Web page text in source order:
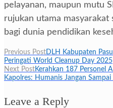
pelayanan, maupun mutu
rujukan utama
bagi dunia pendidikan
Navigasi
pos
Previous PostDLH Kabupaten
Peringati World Cleanup Day 2025
Next PostKerahkan 187 Personel
Kapolres: Humanis Jangan Sampai
Leave a Reply